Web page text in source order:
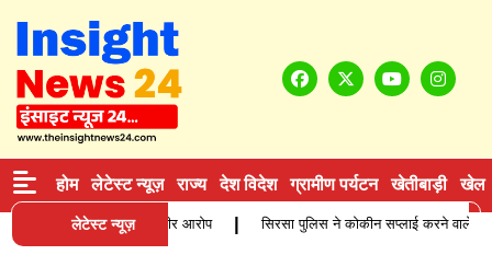
होम लेटेस्ट न्यूज़ राज्य देश विदेश ग्रामीण पर्यटन खेतीबाड़ी खेल
लेटेस्ट न्यूज़
की मौत, परिजनों ने लगाए गंभीर आरोप सिरसा पुलिस ने कोकीन सप्लाई करने वाले